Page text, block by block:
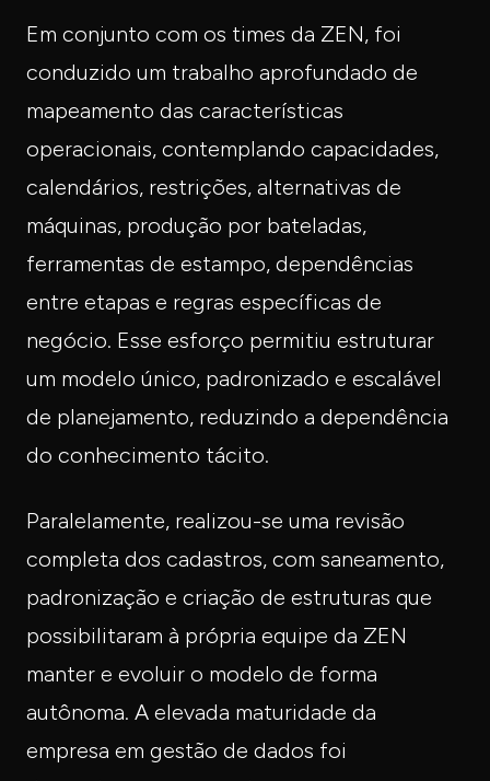
Em conjunto com os times da ZEN, foi
conduzido um trabalho aprofundado de
mapeamento das características
operacionais, contemplando capacidades,
calendários, restrições, alternativas de
máquinas, produção por bateladas,
ferramentas de estampo, dependências
entre etapas e regras específicas de
negócio. Esse esforço permitiu estruturar
um modelo único, padronizado e escalável
de planejamento, reduzindo a dependência
do conhecimento tácito.
Paralelamente, realizou-se uma revisão
completa dos cadastros, com saneamento,
padronização e criação de estruturas que
possibilitaram à própria equipe da ZEN
manter e evoluir o modelo de forma
autônoma. A elevada maturidade da
empresa em gestão de dados foi